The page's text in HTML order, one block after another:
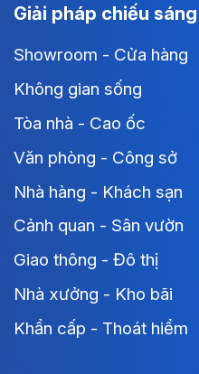
Giải pháp chiếu sáng
Showroom - Cửa hàng
Không gian sống
Tòa nhà - Cao ốc
Văn phòng - Công sở
Nhà hàng - Khách sạn
Cảnh quan - Sân vườn
Giao thông - Đô thị
Nhà xưởng - Kho bãi
Khẩn cấp - Thoát hiểm